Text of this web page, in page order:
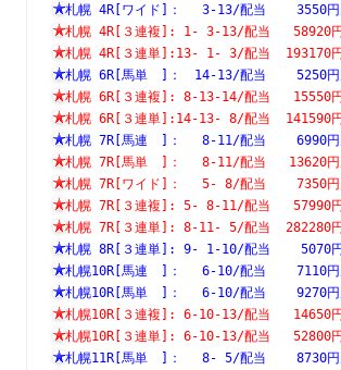
札幌 4R[ワイド]：　 3-13/配当
札幌 4R[３連複]: 1- 3-13/配当
札幌 4R[３連単]:13- 1- 3/配当
札幌 6R[馬単　]：　14-13/配
札幌 6R[３連複]: 8-13-14/配
札幌 6R[３連単]:14-13- 8/配当
札幌 7R[馬連　]：　 8-11/配当
札幌 7R[馬単　]：　 8-11/配当
札幌 7R[ワイド]：　 5- 8/配当
札幌 7R[３連複]: 5- 8-11/配当
札幌 7R[３連単]: 8-11- 5/配当
札幌 8R[３連単]: 9- 1-10/
札幌10R[馬連　]：　 6-10/配当    7110
札幌10R[馬単　]：　 6-10/配当    9270
札幌10R[３連複]: 6-10-13/配当   14650
札幌10R[３連単]: 6-10-13/配当   52800
札幌11R[馬単　]：　 8- 5/配当    8730円/